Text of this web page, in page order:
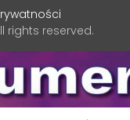
rights reserved.